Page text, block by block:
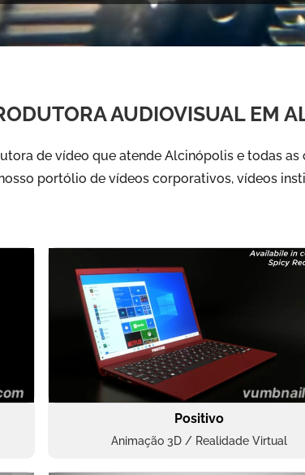
AUDIOVISUAL EM
de vídeo que atende Alcinópolis e todas as
portólio de vídeos corporativos, vídeos
Positivo
Animação 3D / Realidade Virtual